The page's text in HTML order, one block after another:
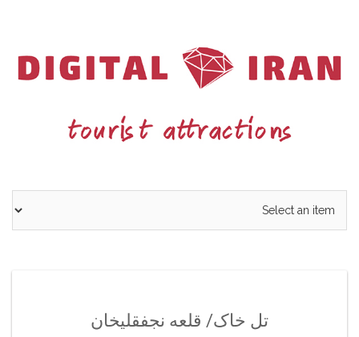
تل خاک/ قلعه نجفقلیخان